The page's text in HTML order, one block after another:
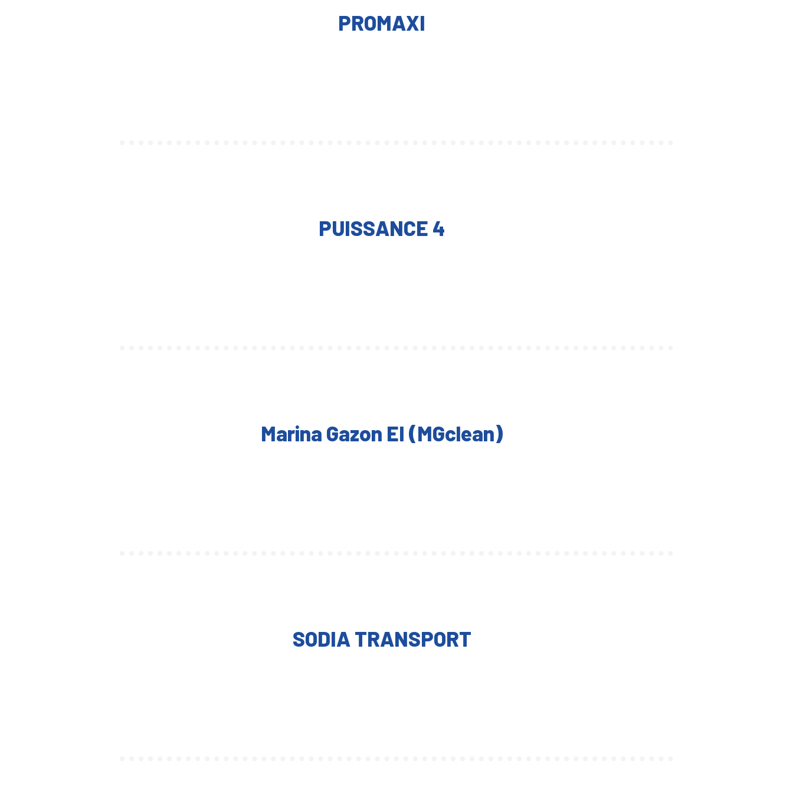
PROMAXI
PUISSANCE 4
Marina Gazon EI (MGclean)
SODIA TRANSPORT